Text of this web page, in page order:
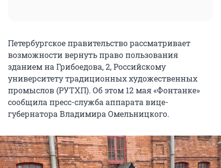
Петербургское правительство рассматривает
возможности вернуть право пользования
зданием на Грибоедова, 2, Российскому
университету традиционных художественных
промыслов (РУТХП). Об этом 12 мая «Фонтанке»
сообщила пресс-служба аппарата вице-
губернатора Владимира Омельницкого.